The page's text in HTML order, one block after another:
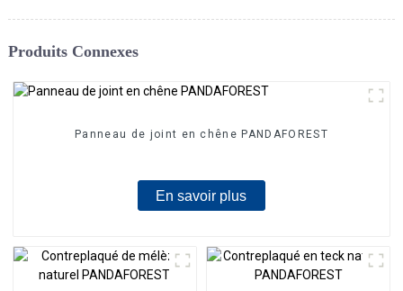
Produits Connexes
Panneau de joint en chêne PANDAFOREST
En savoir plus